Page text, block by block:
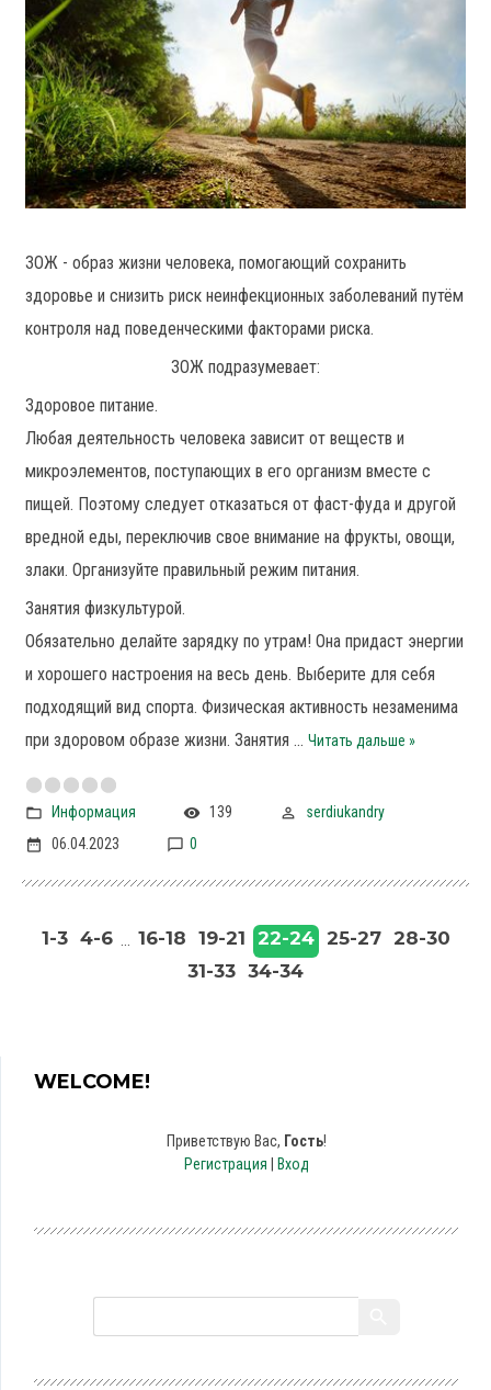
ЗОЖ - образ жизни человека, помогающий сохранить
здоровье и снизить риск неинфекционных заболеваний путём
контроля над поведенческими факторами риска.
ЗОЖ подразумевает:
Здоровое питание.
Любая деятельность человека зависит от веществ и
микроэлементов, поступающих в его организм вместе с
пищей. Поэтому следует отказаться от фаст-фуда и другой
вредной еды, переключив свое внимание на фрукты, овощи,
злаки. Организуйте правильный режим питания.
Занятия физкультурой.
Обязательно делайте зарядку по утрам! Она придаст энергии
и хорошего настроения на весь день. Выберите для себя
подходящий вид спорта. Физическая активность незаменима
при здоровом образе жизни. Занятия ... Читать дальше »
Информация 139
serdiukandry
06.04.2023
0
1-3 4-6 ... 16-18 19-21 22-24 25-27 28-30
31-33 34-34
WELCOME!
Приветствую Вас, Гость!
Регистрация
Вход